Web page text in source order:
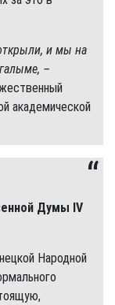
и мы на
–
академической
Думы IV
Народной